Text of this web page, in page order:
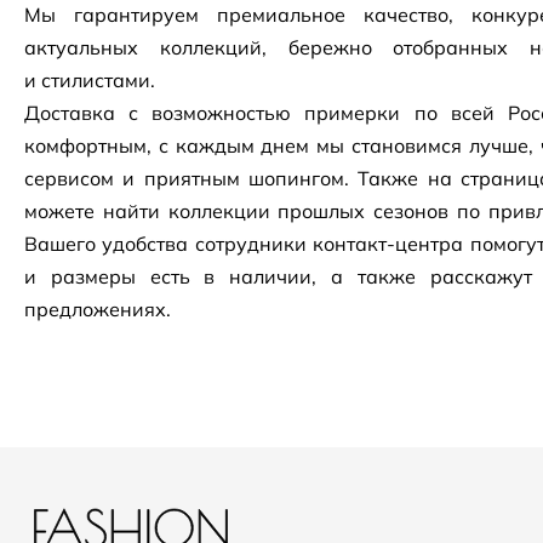
Мы гарантируем премиальное качество,
актуальных коллекций, бережно отобранных
и стилистами.
Доставка с возможностью примерки по всей
комфортным, с каждым днем мы становимся лучше,
сервисом и приятным шопингом. Также на
можете найти коллекции прошлых сезонов по
Вашего удобства сотрудники контакт-центра
и размеры есть в наличии, а также
предложениях.